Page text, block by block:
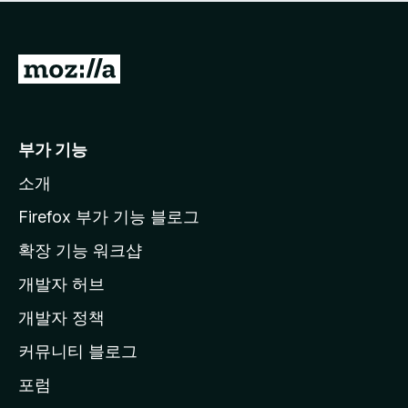
점
습
니
M
l
a
페
이
지
이
동
부가 기능
소개
Firefox 부가 기능 블로그
확장 기능 워크샵
개발자 허브
개발자 정책
커뮤니티 블로그
포럼